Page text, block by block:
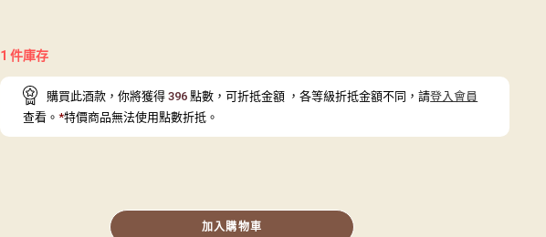
1 件庫存
購買此酒款，你將獲得396 點數，可折抵金額 ，各等級折抵金額不同，請登入會員
查看。*特價商品無法使用點數折抵。
加入購物車